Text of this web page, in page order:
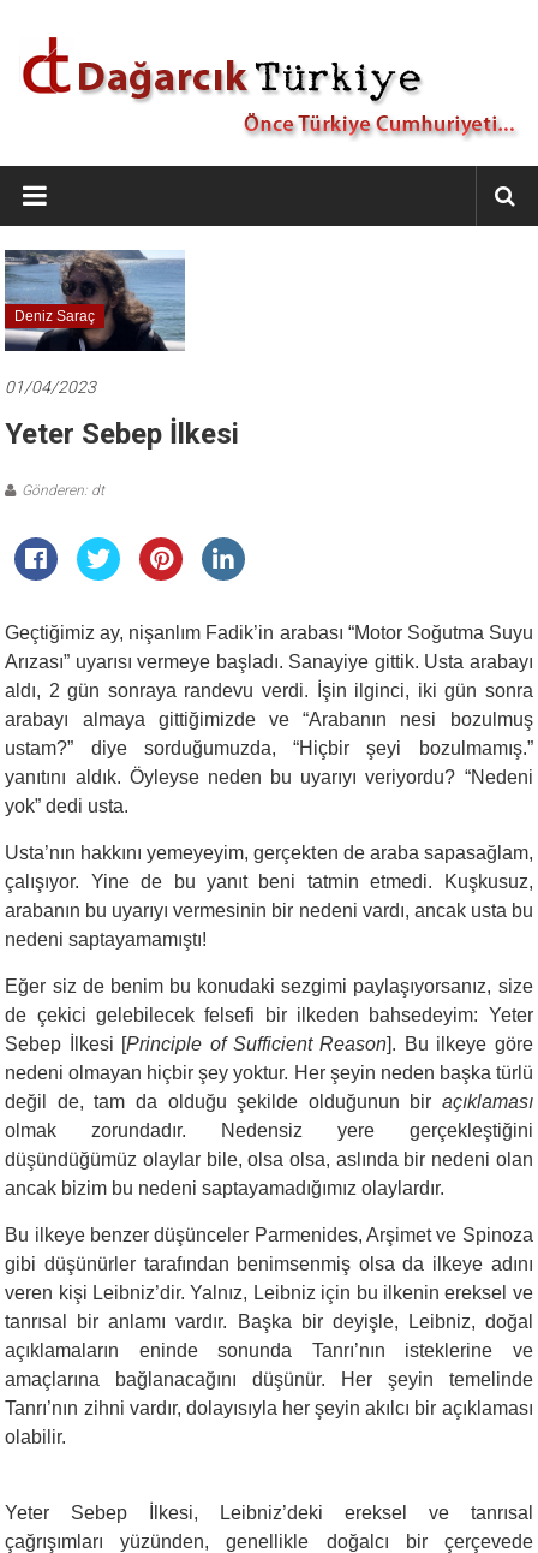
Dağarcık
Türkiye
Önce
Türkiye
Cumhuriyeti…
Deniz Saraç
01/04/2023
Yeter Sebep İlkesi
Gönderen: dt
Geçtiğimiz ay, nişanlım Fadik’in arabası “Motor Soğutma Suyu
Arızası” uyarısı vermeye başladı. Sanayiye gittik. Usta arabayı
aldı, 2 gün sonraya randevu verdi. İşin ilginci, iki gün sonra
arabayı almaya gittiğimizde ve “Arabanın nesi bozulmuş
ustam?” diye sorduğumuzda, “Hiçbir şeyi bozulmamış.”
yanıtını aldık. Öyleyse neden bu uyarıyı veriyordu? “Nedeni
yok” dedi usta.
Usta’nın hakkını yemeyeyim, gerçekten de araba sapasağlam,
çalışıyor. Yine de bu yanıt beni tatmin etmedi. Kuşkusuz,
arabanın bu uyarıyı vermesinin bir nedeni vardı, ancak usta bu
nedeni saptayamamıştı!
Eğer siz de benim bu konudaki sezgimi paylaşıyorsanız, size
de çekici gelebilecek felsefi bir ilkeden bahsedeyim: Yeter
Sebep İlkesi [Principle of Sufficient Reason]. Bu ilkeye göre
nedeni olmayan hiçbir şey yoktur. Her şeyin neden başka türlü
değil de, tam da olduğu şekilde olduğunun bir açıklaması
olmak zorundadır. Nedensiz yere gerçekleştiğini
düşündüğümüz olaylar bile, olsa olsa, aslında bir nedeni olan
ancak bizim bu nedeni saptayamadığımız olaylardır.
Bu ilkeye benzer düşünceler Parmenides, Arşimet ve Spinoza
gibi düşünürler tarafından benimsenmiş olsa da ilkeye adını
veren kişi Leibniz’dir. Yalnız, Leibniz için bu ilkenin ereksel ve
tanrısal bir anlamı vardır. Başka bir deyişle, Leibniz, doğal
açıklamaların eninde sonunda Tanrı’nın isteklerine ve
amaçlarına bağlanacağını düşünür. Her şeyin temelinde
Tanrı’nın zihni vardır, dolayısıyla her şeyin akılcı bir açıklaması
olabilir.
Yeter Sebep İlkesi, Leibniz’deki ereksel ve tanrısal
çağrışımları yüzünden, genellikle doğalcı bir çerçevede